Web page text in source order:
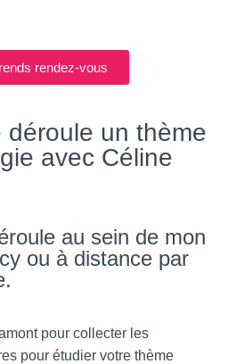
rendez-vous
déroule un thème
avec Céline
au sein de mon
ou à distance par
pour collecter les
pour étudier votre thème